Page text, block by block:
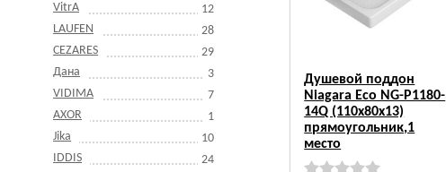
VitrA
12
LAUFEN
28
CEZARES
29
Дана
3
VIDIMA
7
AXOR
1
Jika
10
IDDIS
24
Душевой поддон
Niagara Eco NG-P1180-
14Q (110х80х13)
прямоугольник,1
место